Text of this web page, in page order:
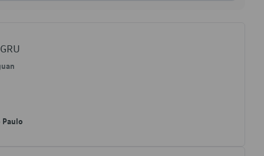
Paulo